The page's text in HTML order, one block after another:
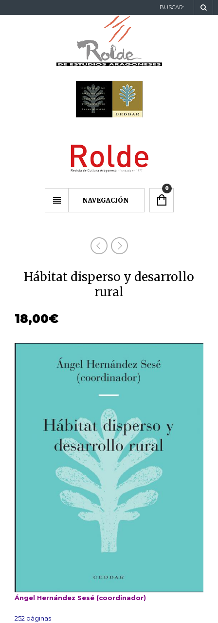
BUSCAR:
NAVEGACIÓN
0
Hábitat disperso y desarrollo
rural
18,00€
Ángel Hernández Sesé (coordinador)
252 páginas